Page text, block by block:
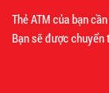
Thẻ ATM của bạn
Bạn sẽ được